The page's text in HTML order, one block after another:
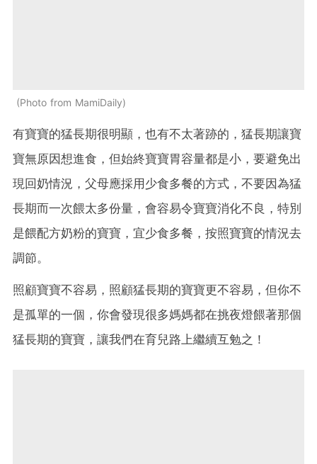
Photo from MamiDaily
有寶寶的猛長期很明顯，也有不太著跡的，猛長期讓寶
寶無原因想進食，但始終寶寶胃容量都是小，要避免出
現回奶情況，父母應採用少食多餐的方式，不要因為猛
長期而一次餵太多份量，會容易令寶寶消化不良，特別
是餵配方奶粉的寶寶，宜少食多餐，按照寶寶的情況去
調節。
照顧寶寶不容易，照顧猛長期的寶寶更不容易，但你不
是孤單的一個，你會發現很多媽媽都在挑夜燈餵著那個
猛長期的寶寶，讓我們在育兒路上繼續互勉之！